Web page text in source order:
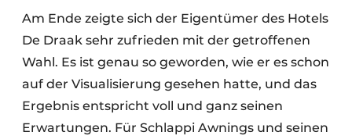
Am Ende zeigte sich der Eigentümer des Hotels
De Draak sehr zufrieden mit der getroffenen
Wahl. Es ist genau so geworden, wie er es schon
auf der Visualisierung gesehen hatte, und das
Ergebnis entspricht voll und ganz seinen
Erwartungen. Für Schlappi Awnings und seinen